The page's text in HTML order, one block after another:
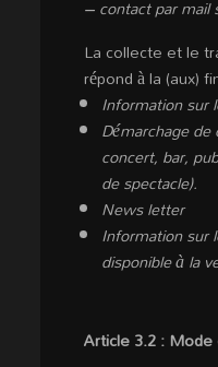
– contact par mail
La collecte et le
répond à la (aux)
Information sur
Démarchage
concert, bar,
de spectacle).
News letter
Information sur
disponible à la
Article 3.2 :